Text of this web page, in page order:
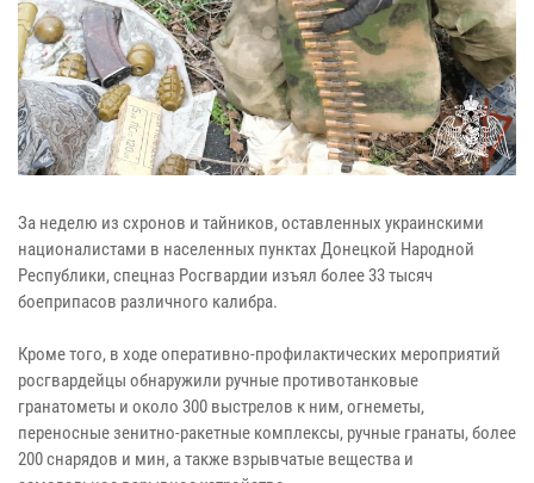
За неделю из схронов и тайников, оставленных украинскими
националистами в населенных пунктах Донецкой Народной
Республики, спецназ Росгвардии изъял более 33 тысяч
боеприпасов различного калибра.
Кроме того, в ходе оперативно-профилактических мероприятий
росгвардейцы обнаружили ручные противотанковые
гранатометы и около 300 выстрелов к ним, огнеметы,
переносные зенитно-ракетные комплексы, ручные гранаты, более
200 снарядов и мин, а также взрывчатые вещества и